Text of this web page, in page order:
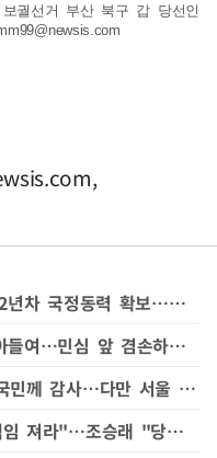
궐선거 부산 북구 갑 당선인
,
이 대통령, 與 지선 승리로 집권 2년차 국정동력 확보…총리 등 내각 개편 주목
한병도 "민주당, 민의 무겁게 받아들여…민심 앞 겸손하라는 질책"
정청래 "전국적 큰 승리 안겨준 국민께 감사…다만 서울 탈환 못해 아파"(종합)
송영길 "당대표가 모든 정치적 책임 져라"…조승래 "당연한 말씀 왜 하나"